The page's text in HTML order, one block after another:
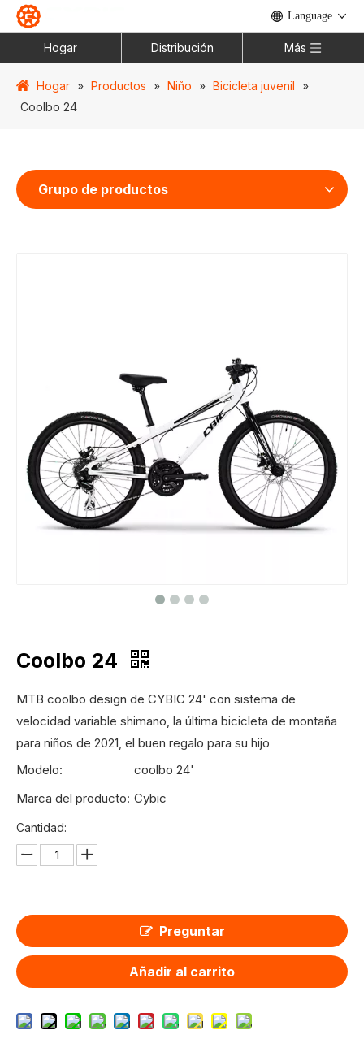
Language
Hogar Distribución Más
Hogar » Productos » Niño » Bicicleta juvenil »
Coolbo 24
Grupo de productos
Coolbo 24
MTB coolbo design de CYBIC 24' con sistema de
velocidad variable shimano, la última bicicleta de montaña
para niños de 2021, el buen regalo para su hijo
Modelo:
coolbo 24'
Marca del producto: Cybic
Cantidad:
Preguntar
Añadir al carrito